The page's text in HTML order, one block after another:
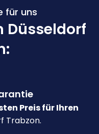
für uns
Düsseldorf
Preis für Ihren
Trabzon.